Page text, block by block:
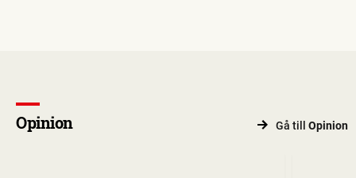
Opinion Gå till Opinion